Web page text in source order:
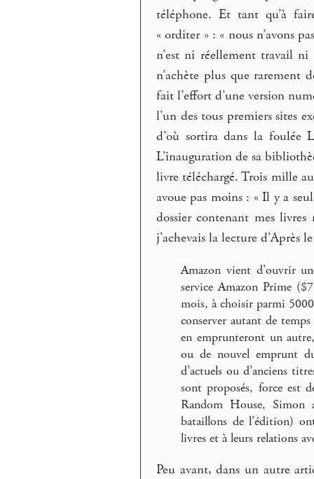
téléphone. Et tant qu’à
« orditer » : « nous n’avons
n’est ni réellement travail
n’achète plus que rarement
fait l’effort d’une version
l’un des tous premiers sites
d’où sortira dans la foulée
L’inauguration de sa
livre téléchargé. Trois mille
avoue pas moins : « Il y a
dossier contenant mes
j’achevais la lecture d’Après
Amazon vient d’ouvrir
service Amazon Prime
mois, à choisir parmi
conserver autant de
en emprunteront un autre,
ou de nouvel emprunt
d’actuels ou d’anciens
sont proposés, force est
Random House,
bataillons de l’édition)
livres et à leurs relations
Peu avant, dans un autre